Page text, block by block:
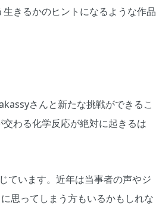
きるかのヒントになるような作品
さんと新たな挑戦ができるこ
わる化学反応が絶対に起きるは
ています。近年は当事者の声やジ
思ってしまう方もいるかもしれな